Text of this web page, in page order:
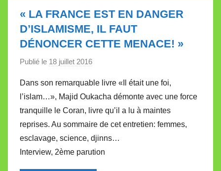
t
e
« LA FRANCE EST EN DANGER
D’ISLAMISME, IL FAUT
DÉNONCER CETTE MENACE! »
Publié le 18 juillet 2016
r
M
i
r
e
i
Dans son remarquable livre «Il était une foi,
l’islam…», Majid Oukacha démonte avec une force
tranquille le Coran, livre qu’il a lu à maintes
reprises. Au sommaire de cet entretien: femmes,
esclavage, science, djinns…
Interview, 2ème parution